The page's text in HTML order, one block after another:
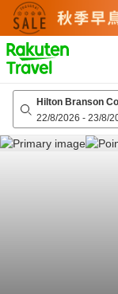
to
top
page
Hilton Branson
22/8/2026 - 23/8/